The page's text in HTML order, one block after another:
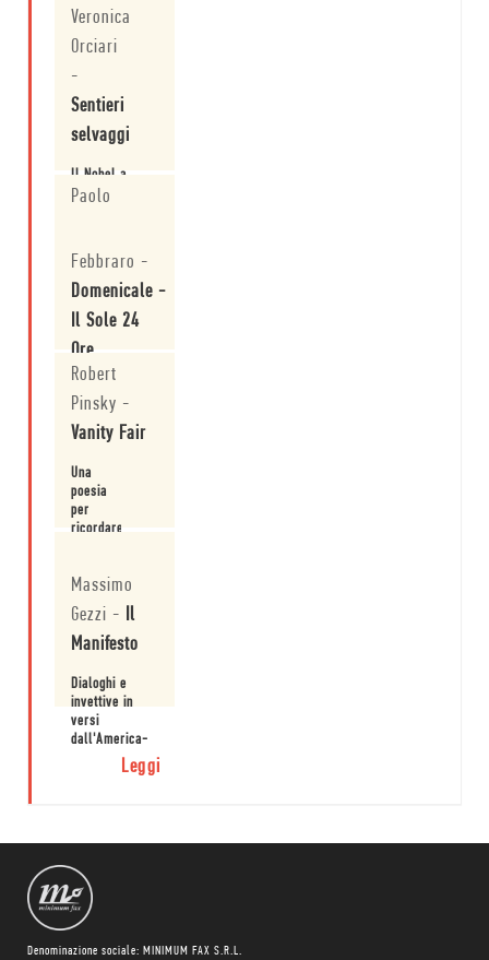
poetessa della
quotidianità.
Veronica
Orciari
-
Sentieri
selvaggi
Il Nobel a
Louise Glück.
Paolo
Febbraro -
Domenicale -
Il Sole 24
Ore
giorno da West
of your cities.
Robert
Pinsky -
Vanity Fair
Una
poesia
per
ricordare.
Massimo
Gezzi - Il
Manifesto
Dialoghi e
invettive in
versi
dall'America-
GrattacieloLeggi
Denominazione sociale: MINIMUM FAX S.R.L.